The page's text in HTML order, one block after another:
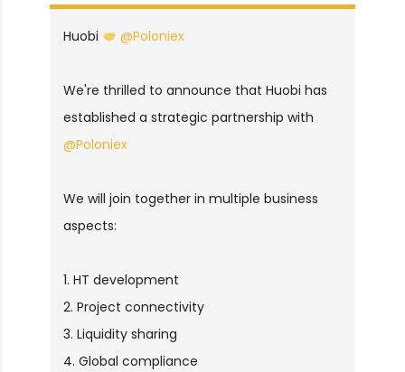
Huobi @Poloniex
We're thrilled to announce that Huobi has
established a strategic partnership with
@Poloniex
We will join together in multiple business
aspects:
1. HT development
2. Project connectivity
3. Liquidity sharing
4. Global compliance